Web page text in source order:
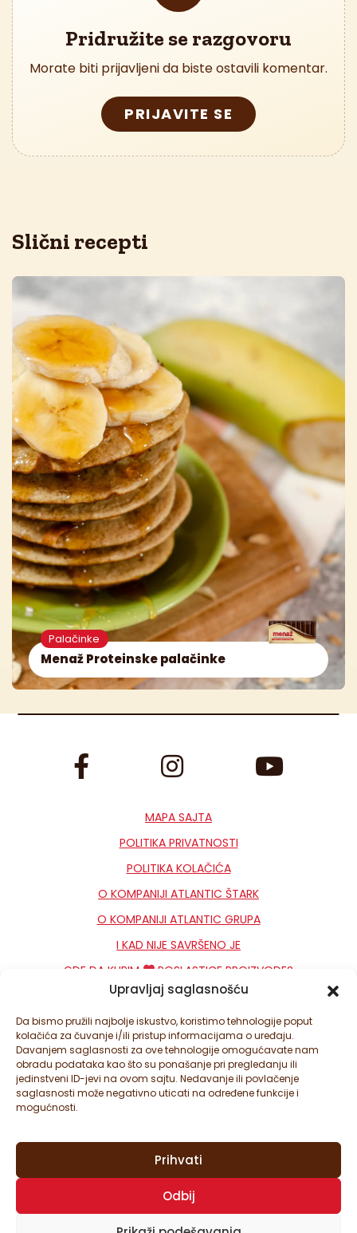
Upravljaj saglasnošću
Da bismo pružili najbolje iskustvo, koristimo tehnologije poput
kolačića za čuvanje i/ili pristup informacijama o uređaju.
Davanjem saglasnosti za ove tehnologije omogućavate nam
obradu podataka kao što su ponašanje pri pregledanju ili
jedinstveni ID-jevi na ovom sajtu. Nedavanje ili povlačenje
saglasnosti može negativno uticati na određene funkcije i
mogućnosti.
Prihvati
Odbij
Pridružite se razgovoru
Morate biti prijavljeni da biste ostavili komentar.
PRIJAVITE SE
Slični recepti
Menaž Proteinske palačinke
Palačinke
MAPA SAJTA
POLITIKA PRIVATNOSTI
POLITIKA KOLAČIĆA
O KOMPANIJI ATLANTIC ŠTARK
O KOMPANIJI ATLANTIC GRUPA
I KAD NIJE SAVRŠENO JE
GDE DA KUPIM
POSLASTICE PROIZVODE?
KONTAKT
NEWSLETTER
PODEŠAVANJA KOLAČIĆA
© ATLANTIC ŠTARK D.O.O. SVA PRAVA ZADRŽANA. ATLANTIC
ŠTARK JE DEO ATLANTIC GRUPE.
OVAJ SAJT JE ZAŠTIĆEN SA GOOGLE RECAPTCHA I